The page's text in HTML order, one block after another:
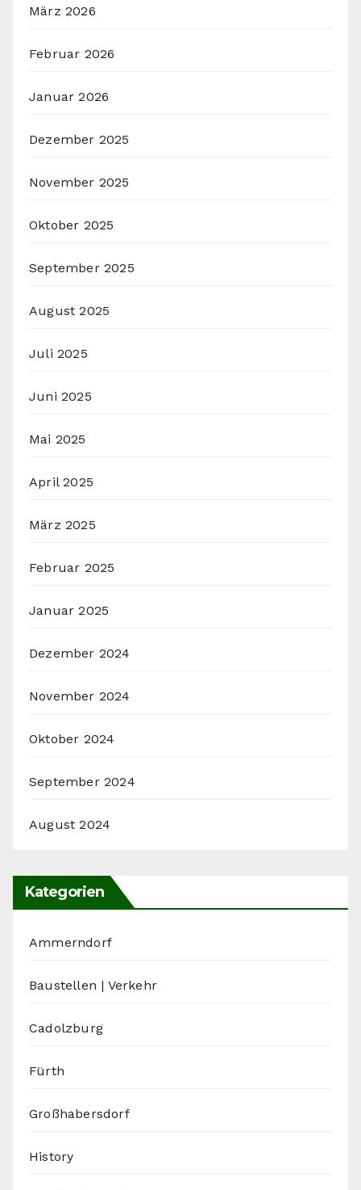
März 2026
Februar 2026
Januar 2026
Dezember 2025
November 2025
Oktober 2025
September 2025
August 2025
Juli 2025
Juni 2025
Mai 2025
April 2025
März 2025
Februar 2025
Januar 2025
Dezember 2024
November 2024
Oktober 2024
September 2024
August 2024
Kategorien
Ammerndorf
Baustellen | Verkehr
Cadolzburg
Fürth
Großhabersdorf
History